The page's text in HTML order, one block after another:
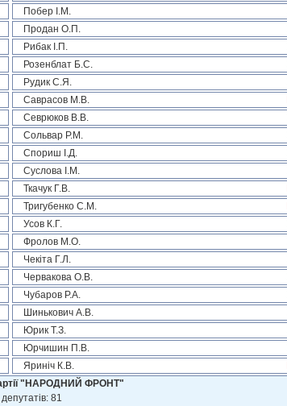
Побер І.М.
Продан О.П.
Рибак І.П.
Розенблат Б.С.
Рудик С.Я.
Саврасов М.В.
Севрюков В.В.
Сольвар Р.М.
Спориш І.Д.
Суслова І.М.
Ткачук Г.В.
Тригубенко С.М.
Усов К.Г.
Фролов М.О.
Чекіта Г.Л.
Червакова О.В.
Чубаров Р.А.
Шинькович А.В.
Юрик Т.З.
Юрчишин П.В.
Яриніч К.В.
"НАРОДНИЙ ФРОНТ"
депутатів: 81